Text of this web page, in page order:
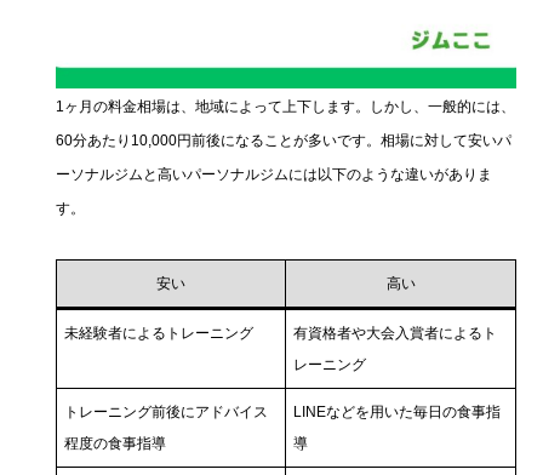
1ヶ月の料金相場は、地域によって上下します。しかし、一般的には、
60分あたり10,000円前後になることが多いです。相場に対して安いパ
ーソナルジムと高いパーソナルジムには以下のような違いがありま
す。
安い 高い
未経験者によるトレーニング
有資格者や大会入賞者によるト
レーニング
トレーニング前後にアドバイス
程度の食事指導
LINEなどを用いた毎日の食事指
導